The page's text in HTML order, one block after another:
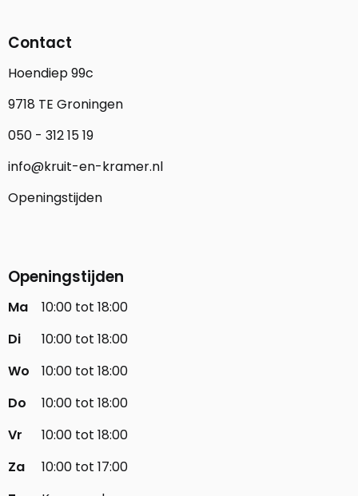
Contact
Hoendiep 99c
9718 TE Groningen
050 - 312 15 19
info@kruit-en-kramer.nl
Openingstijden
Openingstijden
Ma
10:00 tot 18:00
Di
10:00 tot 18:00
Wo
10:00 tot 18:00
Do
10:00 tot 18:00
Vr
10:00 tot 18:00
Za
10:00 tot 17:00